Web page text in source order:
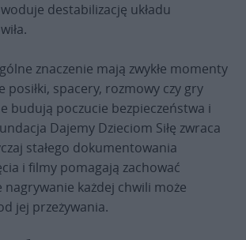
destabilizację układu
znaczenie mają zwykłe momenty
posiłki, spacery, rozmowy czy gry
budują poczucie bezpieczeństwa i
Dajemy Dzieciom Siłę zwraca
stałego dokumentowania
i filmy pomagają zachować
każdej chwili może
jej przeżywania.